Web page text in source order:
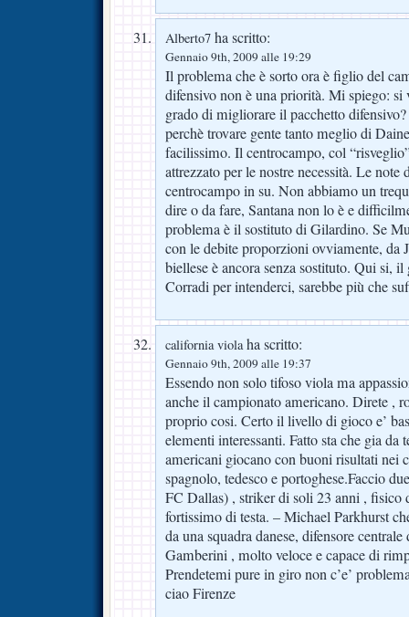
Alberto7 ha scritto:
Gennaio 9th, 2009 alle 19:29
Il problema che è sorto ora è figlio del
difensivo non è una priorità. Mi spiego: si
grado di migliorare il pacchetto
perchè trovare gente tanto meglio di
facilissimo. Il centrocampo, col
attrezzato per le nostre necessità. Le note
centrocampo in su. Non abbiamo un
dire o da fare, Santana non lo è e
problema è il sostituto di Gilardino. Se
con le debite proporzioni ovviamente, da
biellese è ancora senza sostituto. Qui si,
Corradi per intenderci, sarebbe più che
california violaha scritto:
Gennaio 9th, 2009 alle 19:37
Essendo non solo tifoso viola ma
anche il campionato americano. Direte ,
proprio cosi. Certo il livello di gioco e’
elementi interessanti. Fatto sta che gia
americani giocano con buoni risultati nei
spagnolo, tedesco e portoghese.Faccio
FC Dallas) , striker di soli 23 anni , fisico
fortissimo di testa. – Michael Parkhurst
da una squadra danese, difensore
Gamberini , molto veloce e capace di
Prendetemi pure in giro non c’e’
ciao Firenze